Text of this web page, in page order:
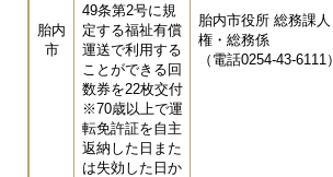
胎内
市
49条第2号に規
定する福祉有償
運送で利用する
ことができる回
数券を22枚交付
※70歳以上で運
転免許証を自主
返納した日また
は失効した日か
胎内市役所 総務課人
権・総務係
（電話0254-43-6111）